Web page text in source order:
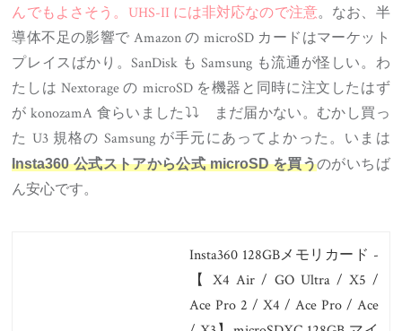
んでもよさそう。UHS-II には非対応なので注意。なお、半
導体不足の影響で Amazon の microSD カードはマーケット
プレイスばかり。SanDisk も Samsung も流通が怪しい。わ
たしは Nextorage の microSD を機器と同時に注文したはず
が konozamA 食らいました⤵⤵ まだ届かない。むかし買っ
た U3 規格の Samsung が手元にあってよかった。いまは
Insta360 公式ストアから公式 microSD を買うのがいちば
ん安心です。
Insta360 128GBメモリカード -
【 X4 Air / GO Ultra / X5 /
Ace Pro 2 / X4 / Ace Pro / Ace